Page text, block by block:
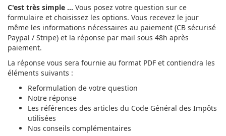
C'est très simple ... Vous posez votre question sur ce
formulaire et choisissez les options. Vous recevez le jour
même les informations nécessaires au paiement (CB sécurisé
Paypal / Stripe) et la réponse par mail sous 48h après
paiement.
La réponse vous sera fournie au format PDF et contiendra les
éléments suivants :
Reformulation de votre question
Notre réponse
Les références des articles du Code Général des Impôts
utilisées
Nos conseils complémentaires